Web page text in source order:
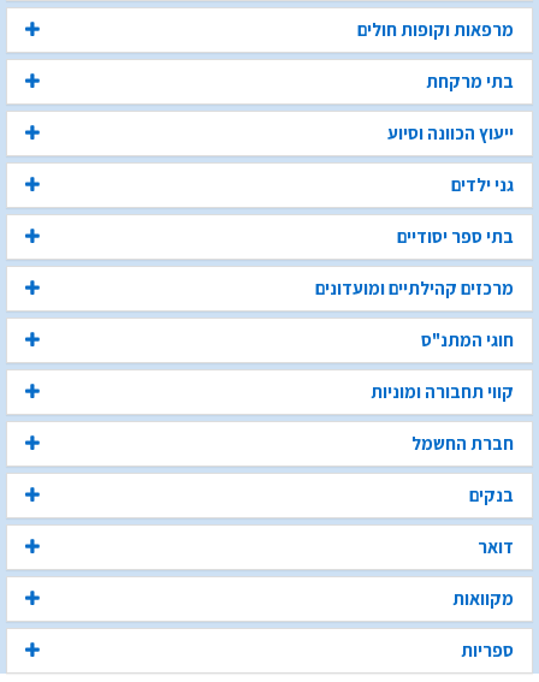
מרפאות וקופות חולים
בתי מרקחת
ייעוץ הכוונה וסיוע
גני ילדים
בתי ספר יסודיים
מרכזים קהילתיים ומועדונים
חוגי המתנ"ס
קווי תחבורה ומוניות
חברת החשמל
בנקים
דואר
מקוואות
ספריות